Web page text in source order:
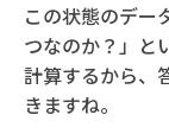
この状態のデー
つなのか？」と
計算するから、
きますね。